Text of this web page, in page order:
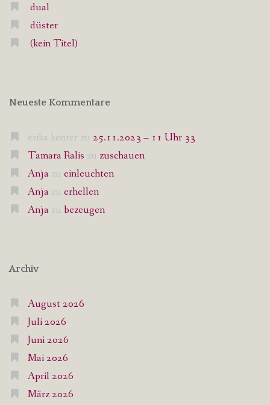
dual
düster
(kein Titel)
Neueste Kommentare
erika kenter zu 25.11.2023 – 11 Uhr 33
Tamara Ralis zu zuschauen
Anja zu einleuchten
Anja zu erhellen
Anja zu bezeugen
Archiv
August 2026
Juli 2026
Juni 2026
Mai 2026
April 2026
März 2026